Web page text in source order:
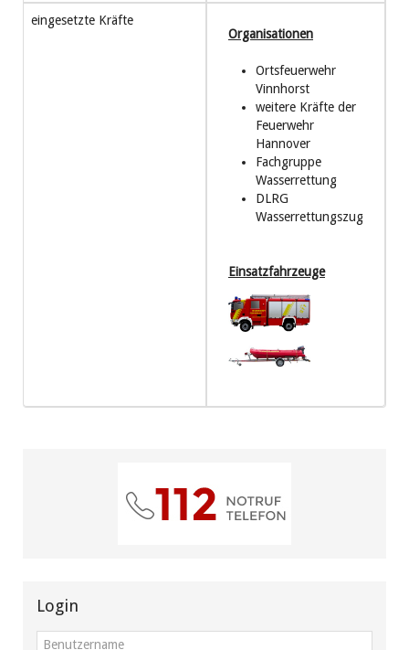
eingesetzte Kräfte
Organisationen
Ortsfeuerwehr
Vinnhorst
weitere Kräfte der
Feuerwehr
Hannover
Fachgruppe
Wasserrettung
DLRG
Wasserrettungszug
Einsatzfahrzeuge
Login